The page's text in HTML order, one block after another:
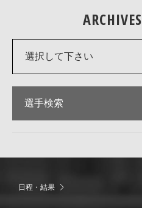
ARCHIVES
選択して下さい
選手検索
日程・結果